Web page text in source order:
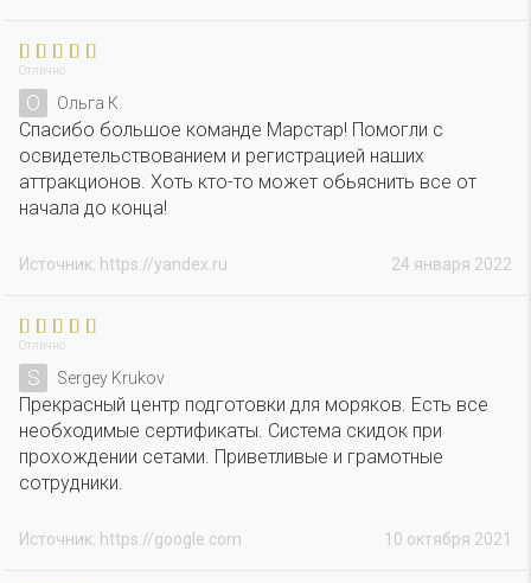
Отлично
О Ольга К.
Спасибо большое команде Марстар! Помогли с
освидетельствованием и регистрацией наших
аттракционов. Хоть кто-то может обьяснить все от
начала до конца!
24 января 2022
Источник: https://yandex.ru
Отлично
S Sergey Krukov
Прекрасный центр подготовки для моряков. Есть все
необходимые сертификаты. Система скидок при
прохождении сетами. Приветливые и грамотные
сотрудники.
10 октября 2021
Источник: https://google.com